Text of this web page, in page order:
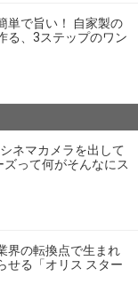
単で旨い！ 自家製の
る、3ステップのワン
ネマカメラを出して
ズって何がそんなにス
界の転換点で生まれ
せる「オリス スター